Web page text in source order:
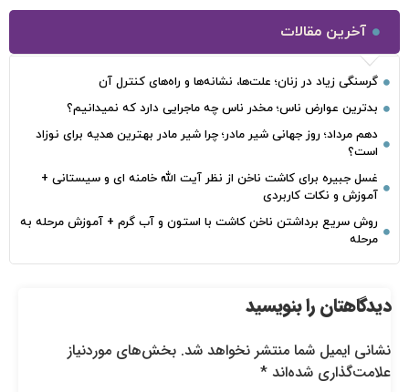
آخرین مقالات
گرسنگی زیاد در زنان؛ علت‌ها، نشانه‌ها و راه‌های کنترل آن
بدترین عوارض ناس؛ مخدر ناس چه ماجرایی دارد که نمیدانیم؟
دهم مرداد؛ روز جهانی شیر مادر؛ چرا شیر مادر بهترین هدیه برای نوزاد
است؟
غسل جبیره برای کاشت ناخن از نظر آیت الله خامنه ای و سیستانی +
آموزش و نکات کاربردی
روش سریع برداشتن ناخن کاشت با استون و آب گرم + آموزش مرحله به
مرحله
دیدگاهتان را بنویسید
نشانی ایمیل شما منتشر نخواهد شد. بخش‌های موردنیاز
علامت‌گذاری شده‌اند*